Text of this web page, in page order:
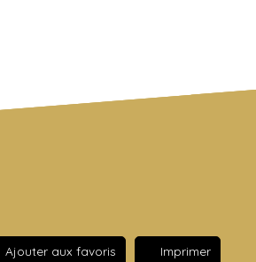
Ajouter aux favoris Imprimer